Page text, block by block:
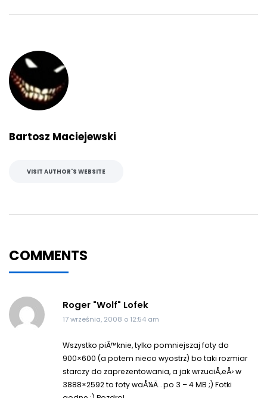
Bartosz Maciejewski
VISIT AUTHOR'S WEBSITE
COMMENTS
Roger "Wolf" Lofek
17 września, 2008 o 12:54 am
Wszystko piÄ™knie, tylko pomniejszaj foty do
900×600 (a potem nieco wyostrz) bo taki rozmiar
starczy do zaprezentowania, a jak wrzuciÅ‚eÅ› w
3888×2592 to foty waÅ¼Ä… po 3 – 4 MB ;) Fotki